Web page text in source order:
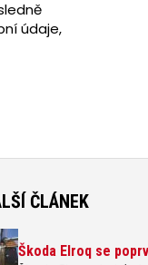
údaje,
ČLÁNEK
Škoda Elroq se